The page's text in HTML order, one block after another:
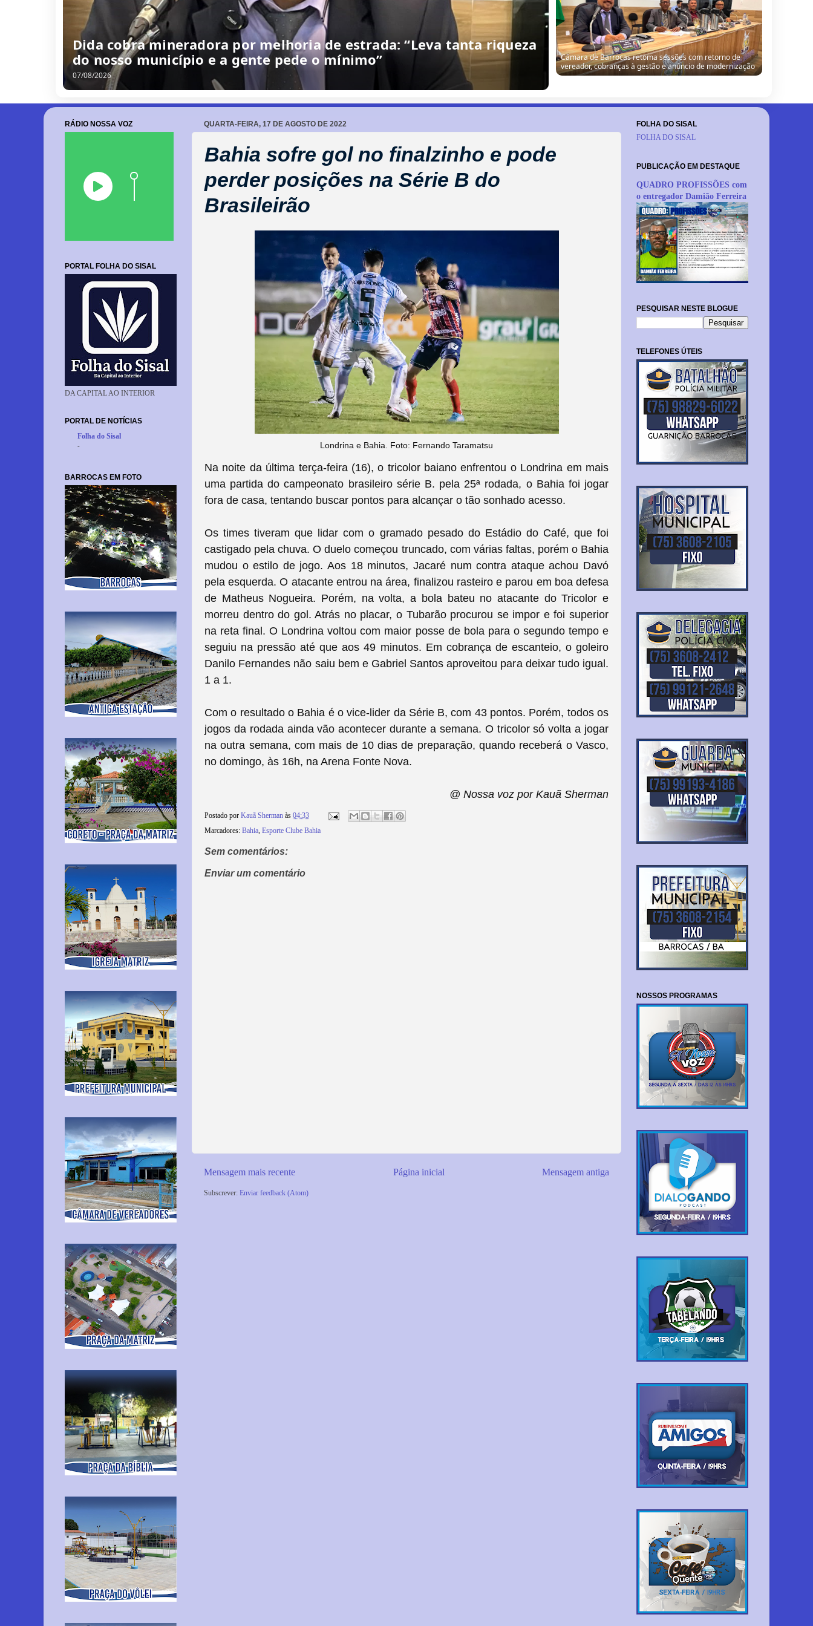
/
2
0
2
6
Dida cobra mineradora por melhoria de estrada: “Leva
tanta riqueza do nosso município e a gente pede o
mínimo”
QUARTA-FEIRA, 17 DE AGOSTO DE 2022
Bahia sofre gol no finalzinho e pode
perder posições na Série B do
Brasileirão
Londrina e Bahia. Foto: Fernando Taramatsu
Na noite da última terça-feira (16), o tricolor baiano enfrentou o Londrina em mais
uma partida do campeonato brasileiro série B. pela 25ª rodada, o Bahia foi jogar
fora de casa, tentando buscar pontos para alcançar o tão sonhado acesso.
Os times tiveram que lidar com o gramado pesado do Estádio do Café, que foi
castigado pela chuva. O duelo começou truncado, com várias faltas, porém o Bahia
mudou o estilo de jogo. Aos 18 minutos, Jacaré num contra ataque achou Davó
pela esquerda. O atacante entrou na área, finalizou rasteiro e parou em boa defesa
de Matheus Nogueira. Porém, na volta, a bola bateu no atacante do Tricolor e
morreu dentro do gol. Atrás no placar, o Tubarão procurou se impor e foi superior
na reta final. O Londrina voltou com maior posse de bola para o segundo tempo e
seguiu na pressão até que aos 49 minutos. Em cobrança de escanteio, o goleiro
Danilo Fernandes não saiu bem e Gabriel Santos aproveitou para deixar tudo igual.
1 a 1.
Com o resultado o Bahia é o vice-lider da Série B, com 43 pontos. Porém, todos os
jogos da rodada ainda vão acontecer durante a semana. O tricolor só volta a jogar
na outra semana, com mais de 10 dias de preparação, quando receberá o Vasco,
no domingo, às 16h, na Arena Fonte Nova.
@ Nossa voz por Kauã Sherman
Postado por Kauã Sherman às 04:33
Marcadores: Bahia, Esporte Clube Bahia
Sem comentários:
Enviar um comentário
Mensagem mais recente Mensagem antiga
Página inicial
Subscrever: Enviar feedback (Atom)
RÁDIO NOSSA VOZ
PORTAL FOLHA DO SISAL
DA CAPITAL AO INTERIOR
PORTAL DE NOTÍCIAS
Folha do Sisal
-
BARROCAS EM FOTO
FOLHA DO SISAL
FOLHA DO SISAL
PUBLICAÇÃO EM DESTAQUE
QUADRO PROFISSÕES com
o entregador Damião Ferreira
PESQUISAR NESTE BLOGUE
TELEFONES ÚTEIS
NOSSOS PROGRAMAS